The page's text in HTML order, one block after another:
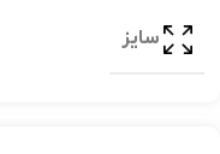
سایز